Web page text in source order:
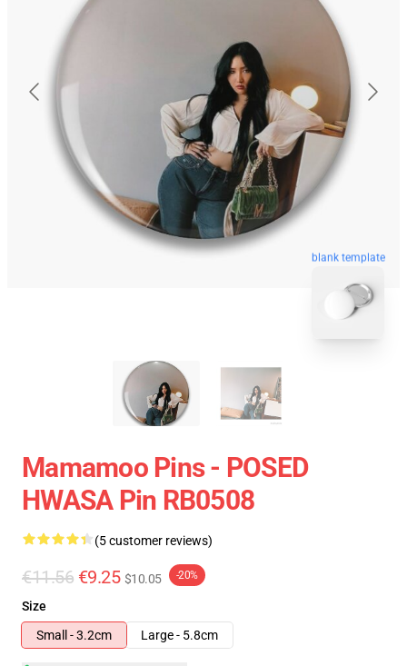
blank template
Mamamoo Pins - POSED
HWASA Pin RB0508
(5 customer reviews)
€11.56 €9.25 $10.05 -20%
Size
Small - 3.2cm
Large - 5.8cm